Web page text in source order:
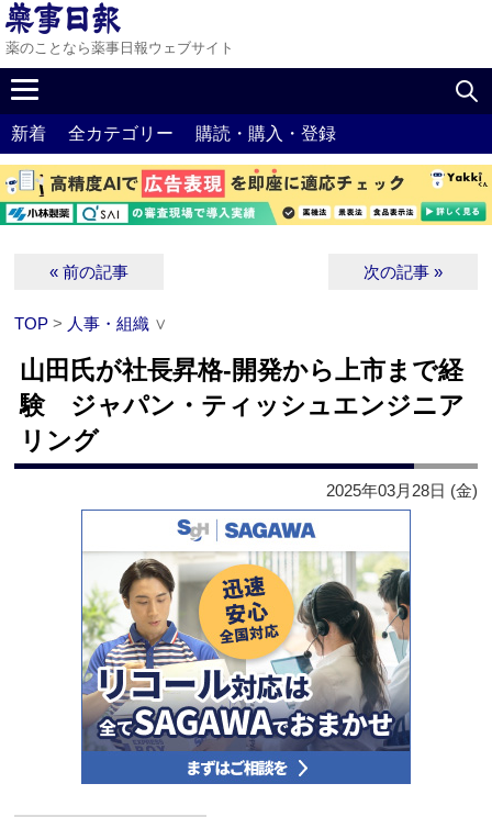
薬のことなら薬事日報ウェブサイト
新着 全カテゴリー 購読・購入・登録
« 前の記事 次の記事 »
TOP > 人事・組織 ∨
山田氏が社長昇格‐開発から上市まで経
験 ジャパン・ティッシュエンジニア
リング
2025年03月28日 (金)